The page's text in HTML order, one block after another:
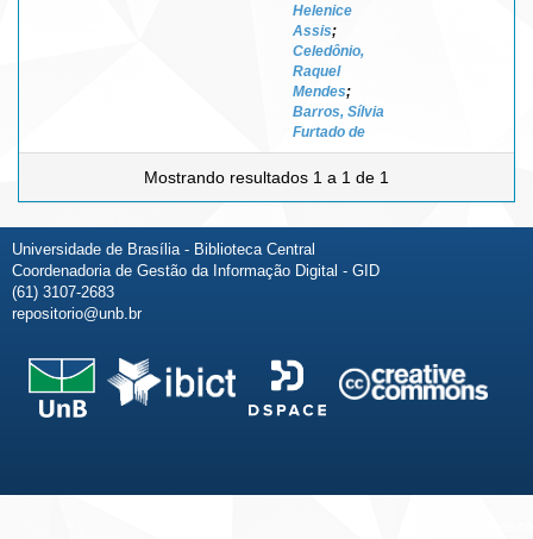
Helenice
Assis;
Celedônio,
Raquel
Mendes;
Barros, Sílvia
Furtado de
Mostrando resultados 1 a 1 de 1
Universidade de Brasília - Biblioteca Central
Coordenadoria de Gestão da Informação Digital - GID
(61) 3107-2683
repositorio@unb.br